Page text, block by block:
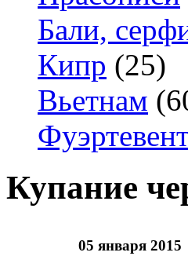
Бали,
Кипр (25)
Вьетнам
Купание
05 января 2015